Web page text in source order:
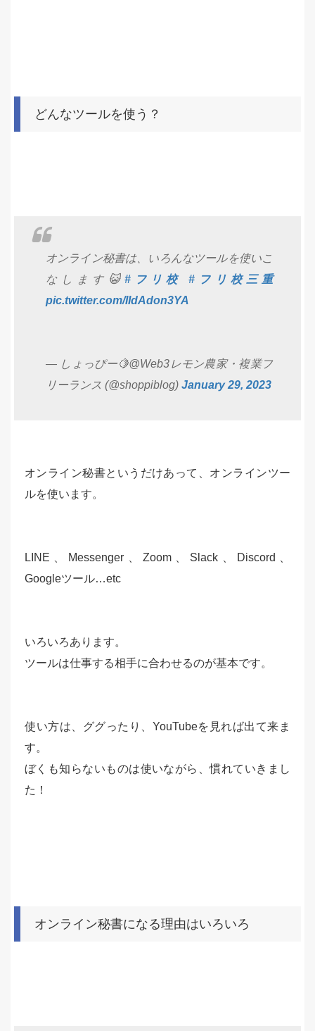
どんなツールを使う？
オンライン秘書は、いろんなツールを使いこ
なします😺 #フリ校
#フリ校三重
pic.twitter.com/IIdAdon3YA
— しょっぴー🍋@Web3レモン農家・複業フ
リーランス (@shoppiblog) January 29, 2023
オンライン秘書というだけあって、オンラインツー
ルを使います。
LINE、Messenger、Zoom、Slack、Discord、
Googleツール…etc
いろいろあります。
ツールは仕事する相手に合わせるのが基本です。
使い方は、ググったり、YouTubeを見れば出て来ま
す。
ぼくも知らないものは使いながら、慣れていきまし
た！
オンライン秘書になる理由はいろいろ